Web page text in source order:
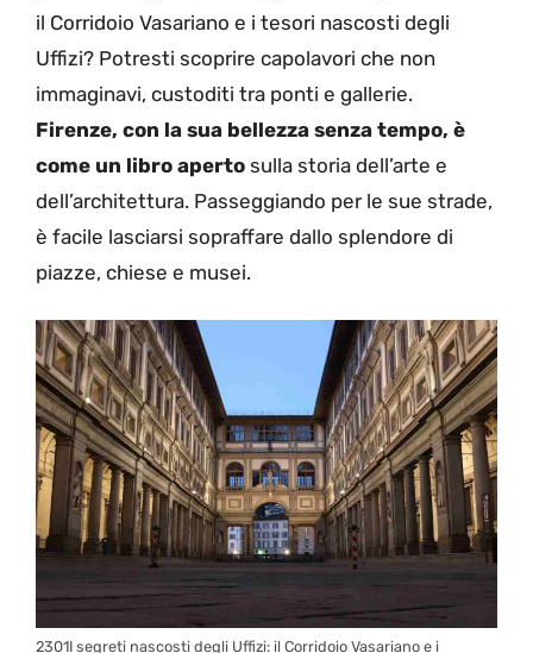
il Corridoio Vasariano e i tesori nascosti degli
Uffizi? Potresti scoprire capolavori che non
immaginavi, custoditi tra ponti e gallerie.
Firenze, con la sua bellezza senza tempo, è
come un libro aperto sulla storia dell’arte e
dell’architettura. Passeggiando per le sue strade,
è facile lasciarsi sopraffare dallo splendore di
piazze, chiese e musei.
2301I segreti nascosti degli Uffizi: il Corridoio Vasariano e i